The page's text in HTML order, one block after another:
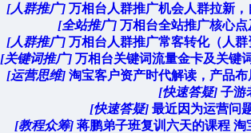
[人群推广] 万相台人群推广机会人群拉新
[全站推广] 万相台全站推广核心
[人群推广] 万相台人群推广常客转化（人
[关键词推广] 万相台关键词流量金卡及关键
[运营思维] 淘宝客户资产时代解读，产品
[快速答疑] 子游
[快速答疑] 最近因为运营问
[教程众筹] 蒋鹏弟子班复训六天的课程 淘